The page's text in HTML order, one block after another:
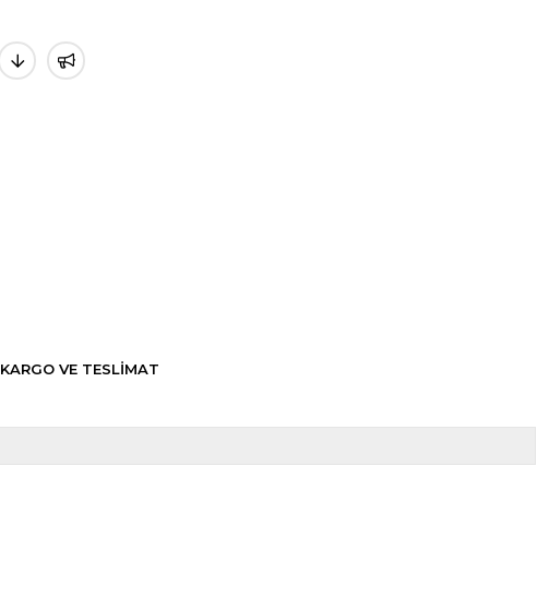
KARGO VE TESLİMAT